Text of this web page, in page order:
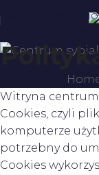
Skip to
Witryna
Cookies, czyli
komputerze
potrzebny do
Cookies